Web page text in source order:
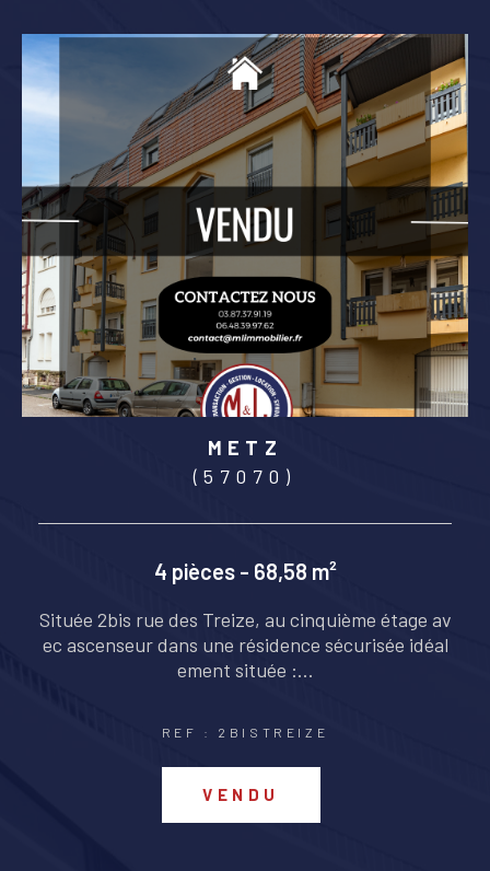
ALGRANGE
(57440)
4 pièces - 114 m²
ALGRANGE: au coeur d'un lotissement situé au c
alme. Maison de 114m2 mitoyenne avec deux gara
ges et jardinet de 30...
REF : 15LILAS-ALGRANGE
VENDU